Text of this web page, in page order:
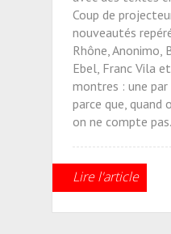
Coup de
nouveautés
Rhône, Anonimo,
Ebel, Franc Vila
montres : une
parce que, quand
on ne compte
Lire l'article